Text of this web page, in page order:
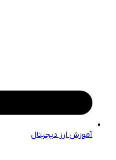
آموزش ارز دیجیتال